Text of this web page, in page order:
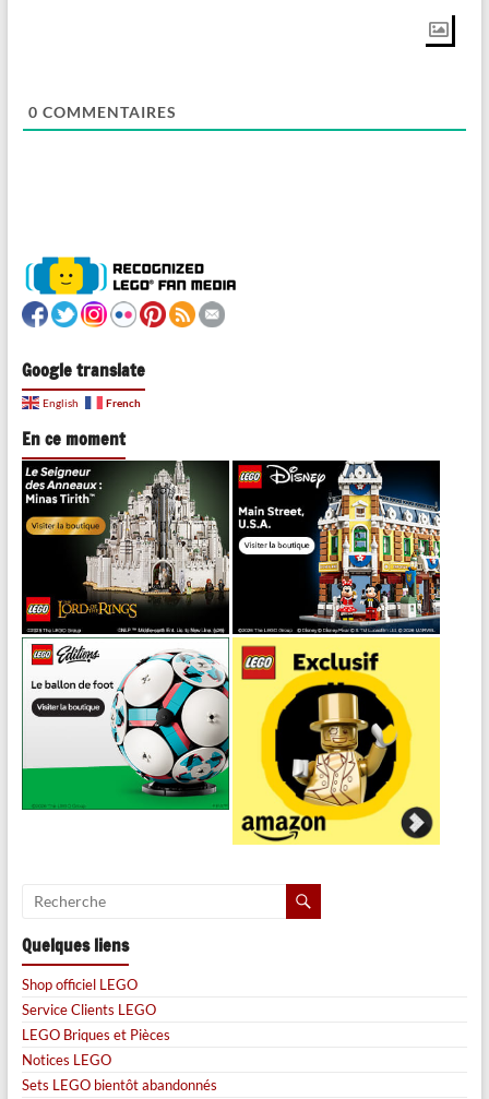
0 COMMENTAIRES
Google translate
English French
En ce moment
Quelques liens
Shop officiel LEGO
Service Clients LEGO
LEGO Briques et Pièces
Notices LEGO
Sets LEGO bientôt abandonnés